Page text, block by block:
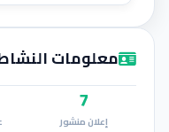
معلومات
7
إعلان منشور